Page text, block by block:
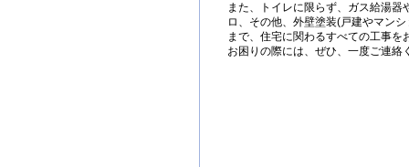
また、トイレに限らず、ガス給湯器
ロ、その他、外壁塗装(戸建やマン
まで、住宅に関わるすべての工事を
お困りの際には、ぜひ、一度ご連絡